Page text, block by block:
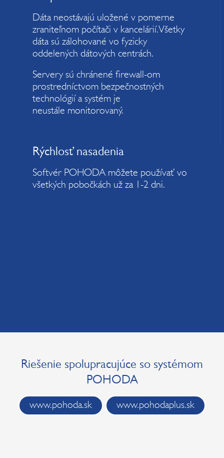
Dáta neostávajú uložené v pomerne
zraniteľnom počítači v kancelárií. Všetky
dáta sú zálohované vo fyzicky
oddelených dátových centrách.
Servery sú chránené firewall-om
prostredníctvom bezpečnostných
technológií a systém je
neustále monitorovaný.
Rýchlosť nasadenia
Softvér POHODA môžete používať vo
všetkých pobočkách už za 1-2 dni.
Riešenie spolupracujúce so systémom
POHODA
www.pohoda.sk www.pohodaplus.sk